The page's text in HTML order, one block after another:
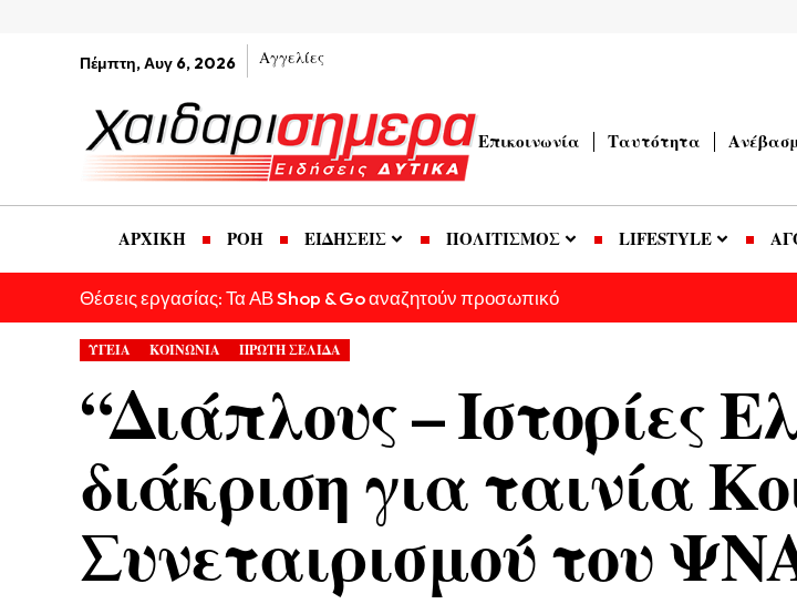
Πέμπτη, Αυγ 6, 2026 Αγγελίες
Επικοινωνία Ταυτότητα
ΑΡΧΙΚΗ ΡΟΗ ΕΙΔΗΣΕΙΣ ΠΟΛΙΤΙΣΜΟΣ LIFESTYLE
Θέσεις εργασίας: Τα ΑΒ Shop & Go αναζητούν προσωπικό
ΥΓΕΙΑ ΚΟΙΝΩΝΙΑ ΠΡΩΤΗ ΣΕΛΙΔΑ
“Διάπλους – Ιστορίες
διάκριση για ταινία
Συνεταιρισμού του